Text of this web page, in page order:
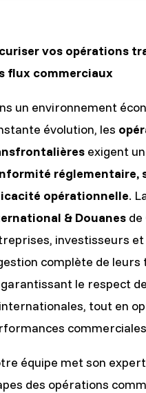
vos opérations
flux commerciaux
un environnement
évolution, les
exigent
réglementaire,
opérationnelle.
& Douanes de
investisseurs
complète de
le respect
tout en
équipe met son
des opérations